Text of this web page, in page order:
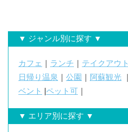
▼ ジャンル別に探す ▼
カフェ ランチ
テイクアウト
日帰り温泉
公園 阿蘇観光
ベント
ペット可
▼ エリア別に探す ▼